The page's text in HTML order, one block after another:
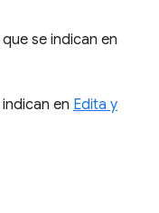
se indican en
en Edita y